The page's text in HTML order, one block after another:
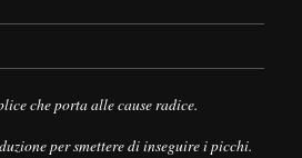
che porta alle cause radice.
per smettere di inseguire i picchi.